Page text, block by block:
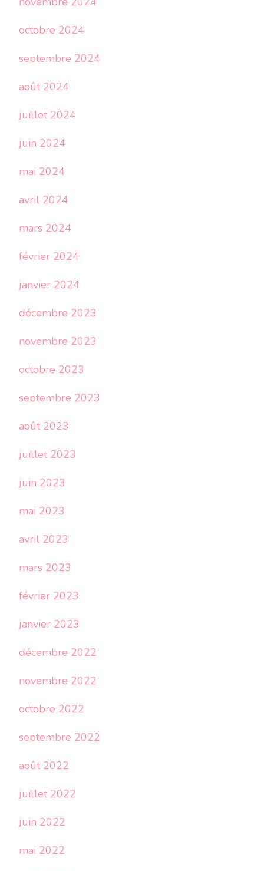
octobre 2024
septembre 2024
août 2024
juillet 2024
juin 2024
mai 2024
avril 2024
mars 2024
février 2024
janvier 2024
décembre 2023
novembre 2023
octobre 2023
septembre 2023
août 2023
juillet 2023
juin 2023
mai 2023
avril 2023
mars 2023
février 2023
janvier 2023
décembre 2022
novembre 2022
octobre 2022
septembre 2022
août 2022
juillet 2022
juin 2022
mai 2022